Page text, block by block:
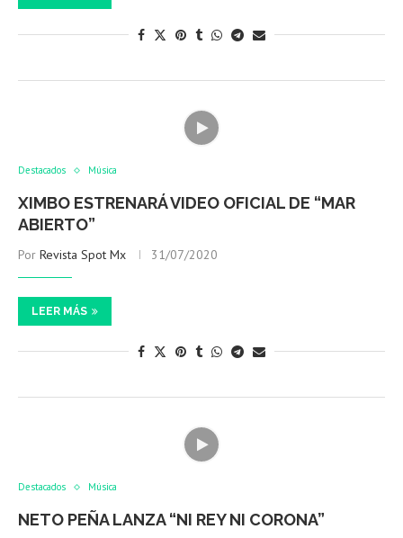
Destacados Música
XIMBO ESTRENARÁ VIDEO OFICIAL DE “MAR
ABIERTO”
Por Revista Spot Mx 31/07/2020
LEER MÁS
Destacados Música
NETO PEÑA LANZA “NI REY NI CORONA”